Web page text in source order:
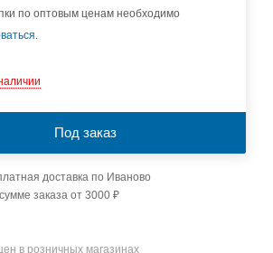
по оптовым ценам необходимо
.
Под заказ
доставка по Иваново
заказа от 3000 ₽
в розничных магазинах